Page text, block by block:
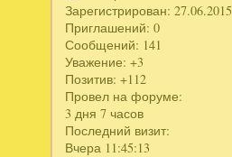
Зарегистрирован: 27.06.2015
Приглашений: 0
Сообщений: 141
Уважение: +3
Позитив: +112
Провел на форуме:
3 дня 7 часов
Последний визит:
Вчера 11:45:13